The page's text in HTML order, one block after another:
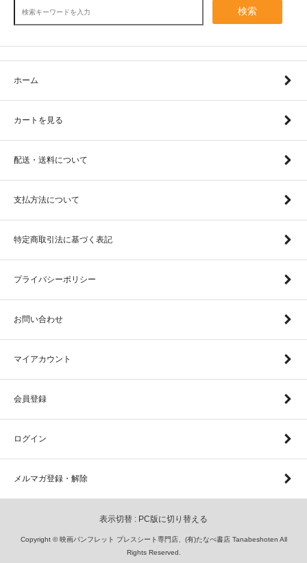
検索
ホーム
カートを見る
配送・送料について
支払方法について
特定商取引法に基づく表記
プライバシーポリシー
お問い合わせ
マイアカウント
会員登録
ログイン
メルマガ登録・解除
表示切替 : PC版に切り替える
Copyright © 映画パンフレット プレスシート専門店、(有)たなべ書店 Tanabeshoten All
Rights Reserved.